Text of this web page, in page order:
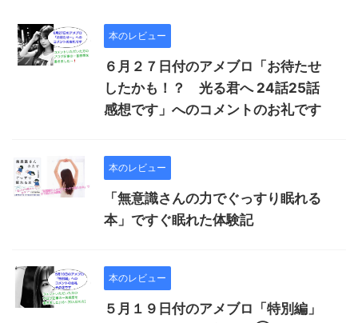
本のレビュー
６月２７日付のアメブロ「お待たせ
したかも！？ 光る君へ 24話25話
感想です」へのコメントのお礼です
本のレビュー
「無意識さんの力でぐっすり眠れる
本」ですぐ眠れた体験記
本のレビュー
５月１９日付のアメブロ「特別編」